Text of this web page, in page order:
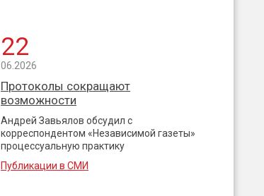
22
06.2026
Протоколы сокращают
возможности
Андрей Завьялов обсудил с
корреспондентом «Независимой газеты»
процессуальную практику
Публикации в СМИ